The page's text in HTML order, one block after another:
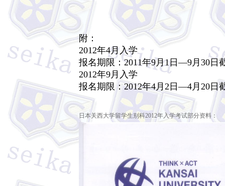
附：
2012年4月入学
报名期限：2011年9月1日—9月30日
2012年9月入学
报名期限：2012年4月2日—4月20日
日本关西大学留学生别科2012年入学考试部分资料：